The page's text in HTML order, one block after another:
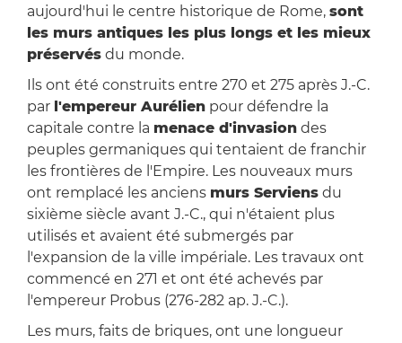
aujourd'hui le centre historique de Rome, sont
les murs antiques les plus longs et les mieux
préservésdu monde.
Ils ont été construits entre 270 et 275 après J.-C.
par l'empereur Aurélienpour défendre la
capitale contre la menace d'invasiondes
peuples germaniques qui tentaient de franchir
les frontières de l'Empire. Les nouveaux murs
ont remplacé les anciens murs Serviensdu
sixième siècle avant J.-C., qui n'étaient plus
utilisés et avaient été submergés par
l'expansion de la ville impériale. Les travaux ont
commencé en 271 et ont été achevés par
l'empereur Probus (276-282 ap. J.-C.).
Les murs, faits de briques, ont une longueur